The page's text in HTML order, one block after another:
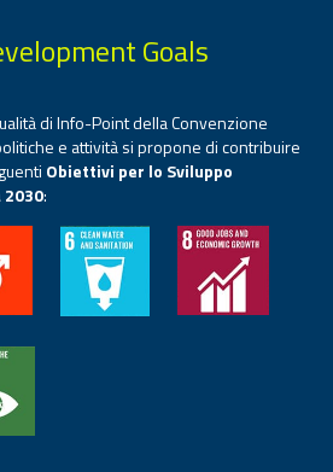
Goals
di Info-Point della Convenzione
e attività si propone di contribuire
Obiettivi per lo Sviluppo
2030: